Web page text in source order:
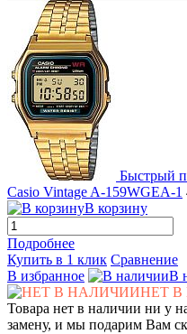
Быстрый
Casio Vintage A-159WGEA-1
В корзину
Подробнее
Купить в 1 клик Сравнение
В избранное
В
НЕТ
Товара нет в наличии ни у
замену, и мы подарим Вам